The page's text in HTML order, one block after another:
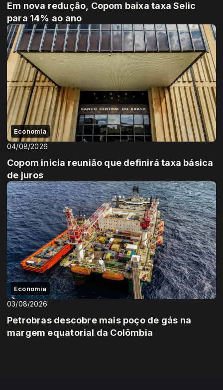
Em nova redução, Copom baixa taxa Selic
para 14% ao ano
Economia
04/08/2026
Copom inicia reunião que definirá taxa básica
de juros
Economia
03/08/2026
Petrobras descobre mais poço de gás na
margem equatorial da Colômbia